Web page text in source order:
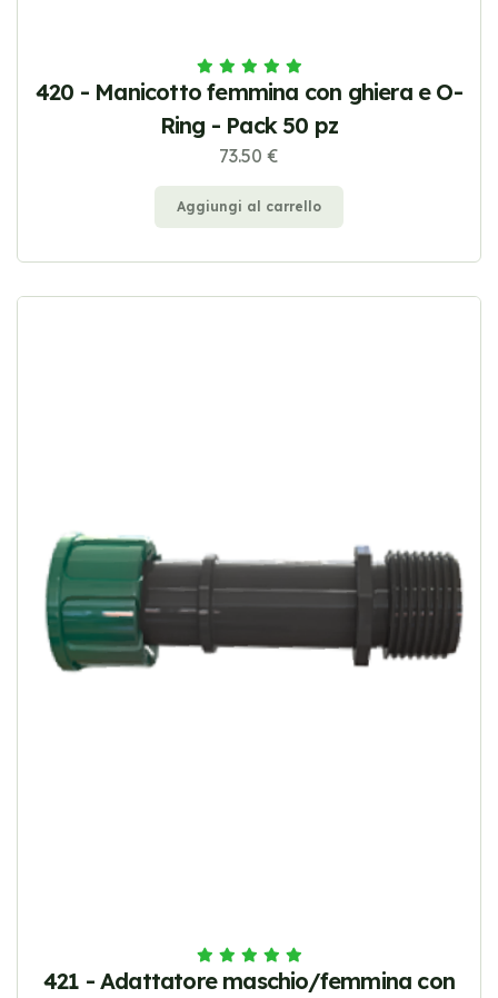
420 - Manicotto femmina con ghiera e O-
Ring - Pack 50 pz
73.50 €
Aggiungi al carrello
421 - Adattatore maschio/femmina con